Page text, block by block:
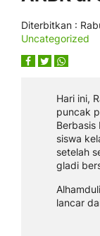
Diterbitkan :
Uncategorized
Hari ini,
puncak
Berbasis
siswa
setelah
gladi
lancar